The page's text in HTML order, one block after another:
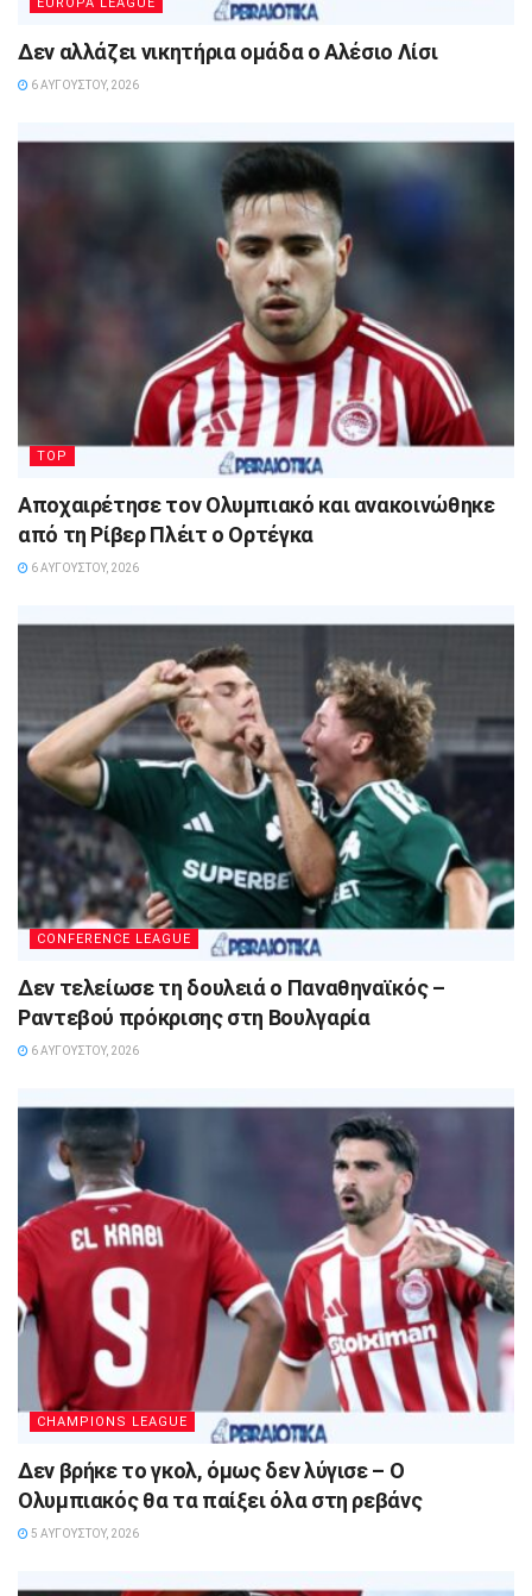
EUROPA LEAGUE
Δεν αλλάζει νικητήρια ομάδα ο Αλέσιο Λίσι
6 ΑΥΓΟΎΣΤΟΥ, 2026
TOP
Αποχαιρέτησε τον Ολυμπιακό και ανακοινώθηκε
από τη Ρίβερ Πλέιτ ο Ορτέγκα
6 ΑΥΓΟΎΣΤΟΥ, 2026
CONFERENCE LEAGUE
Δεν τελείωσε τη δουλειά ο Παναθηναϊκός –
Ραντεβού πρόκρισης στη Βουλγαρία
6 ΑΥΓΟΎΣΤΟΥ, 2026
CHAMPIONS LEAGUE
Δεν βρήκε το γκολ, όμως δεν λύγισε – Ο
Ολυμπιακός θα τα παίξει όλα στη ρεβάνς
5 ΑΥΓΟΎΣΤΟΥ, 2026